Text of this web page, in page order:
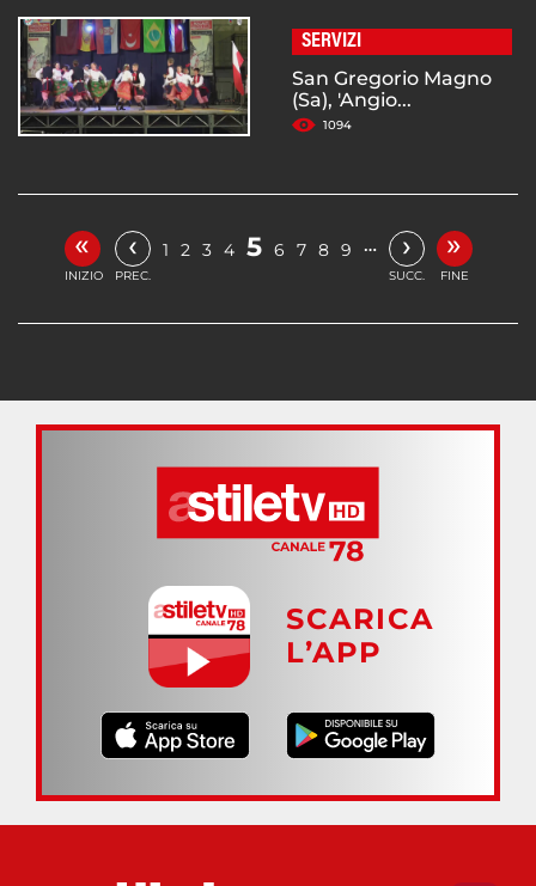
SERVIZI
San Gregorio Magno
(Sa), 'Angio...
1094
«
INIZIO
‹
PREC.
1 2 3 4 5 6 7 8 9 … ›
SUCC.
»
FINE
SCARICA
L’APP